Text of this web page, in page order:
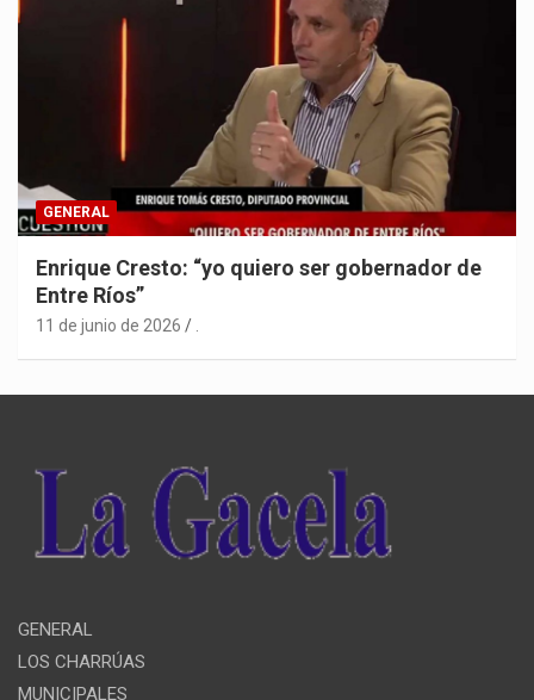
GENERAL
Enrique Cresto: “yo quiero ser gobernador de
Entre Ríos”
11 de junio de 2026 .
GENERAL
LOS CHARRÚAS
MUNICIPALES